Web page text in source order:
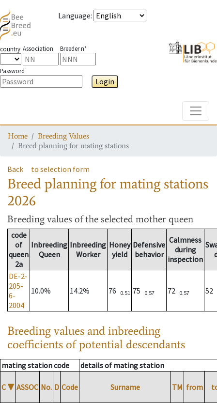
Language:
country Association Breeder n°
Password
Login
Home
Breeding Values
Breed planning for mating stations
Back to selection form
Breed planning for mating stations
2026
Breeding values of the selected mother queen
code
of
queen
2a
Inbreeding
Queen
Inbreeding
Worker
Honey
yield
Defensive
behavior
Calmness
during
inspection
DE-2-
205-
6-
2004
10.0% 14.2% 76 0.51 75 0.57 72 0.57 52
Breeding values and inbreeding
coefficients of potential descendants
mating station code details of mating station
C ▼ ASSOC No. D Code Surname TM from